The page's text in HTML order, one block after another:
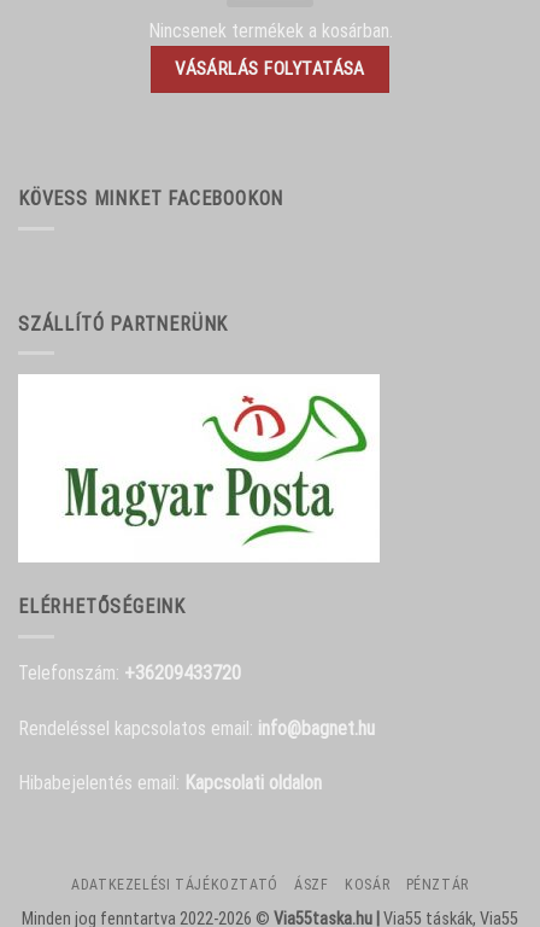
Nincsenek termékek a kosárban.
VÁSÁRLÁS FOLYTATÁSA
KÖVESS MINKET FACEBOOKON
SZÁLLÍTÓ PARTNERÜNK
ELÉRHETŐSÉGEINK
Telefonszám: +36209433720
Rendeléssel kapcsolatos email: info@bagnet.hu
Hibabejelentés email: Kapcsolati oldalon
ADATKEZELÉSI TÁJÉKOZTATÓ ÁSZF KOSÁR PÉNZTÁR
Minden jog fenntartva 2022-2026 © Via55taska.hu | Via55 táskák, Via55